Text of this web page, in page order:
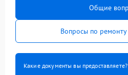
Общие
Вопросы по
Какие документы вы предоставляете?